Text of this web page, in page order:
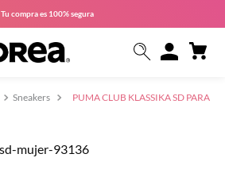
Tu compra es 100% segura
Sneakers
PUMA CLUB KLASSIKA SD PARA